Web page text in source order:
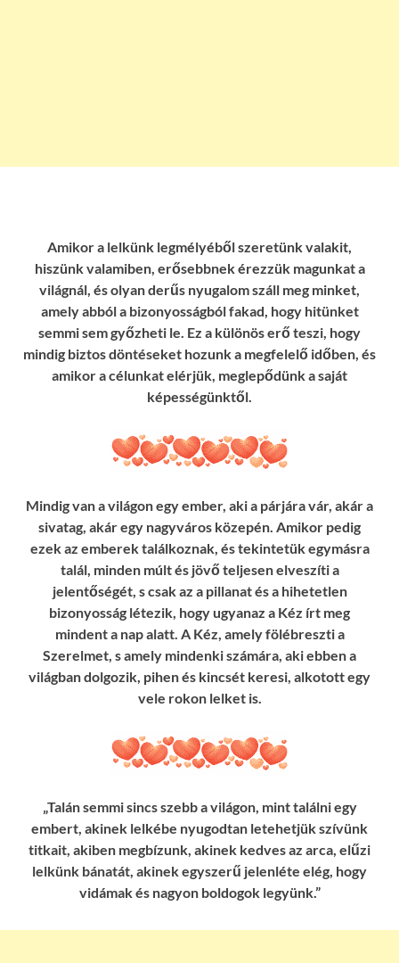
Amikor a lelkünk legmélyéből szeretünk valakit,
hiszünk valamiben, erősebbnek érezzük magunkat a
világnál, és olyan derűs nyugalom száll meg minket,
amely abból a bizonyosságból fakad, hogy hitünket
semmi sem győzheti le. Ez a különös erő teszi, hogy
mindig biztos döntéseket hozunk a megfelelő időben, és
amikor a célunkat elérjük, meglepődünk a saját
képességünktől.
Mindig van a világon egy ember, aki a párjára vár, akár a
sivatag, akár egy nagyváros közepén. Amikor pedig
ezek az emberek találkoznak, és tekintetük egymásra
talál, minden múlt és jövő teljesen elveszíti a
jelentőségét, s csak az a pillanat és a hihetetlen
bizonyosság létezik, hogy ugyanaz a Kéz írt meg
mindent a nap alatt. A Kéz, amely fölébreszti a
Szerelmet, s amely mindenki számára, aki ebben a
világban dolgozik, pihen és kincsét keresi, alkotott egy
vele rokon lelket is.
„Talán semmi sincs szebb a világon, mint találni egy
embert, akinek lelkébe nyugodtan letehetjük szívünk
titkait, akiben megbízunk, akinek kedves az arca, elűzi
lelkünk bánatát, akinek egyszerű jelenléte elég, hogy
vidámak és nagyon boldogok legyünk.”